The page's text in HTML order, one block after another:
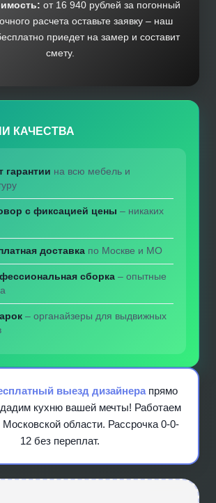
от 16 940 рублей за погонный
расчета оставьте заявку – наш
приедет на замер и составит
смету.
КАЧЕСТВА
гарантии на всю мебель и
с фиксацией цены – никаких
доставка по Москве и МО
сборка – опытные
– органайзеры для выдвижных
выезд дизайнерапрямо
кухню вашей мечты! Работаем
области. Рассрочка 0-0-
12 без переплат.